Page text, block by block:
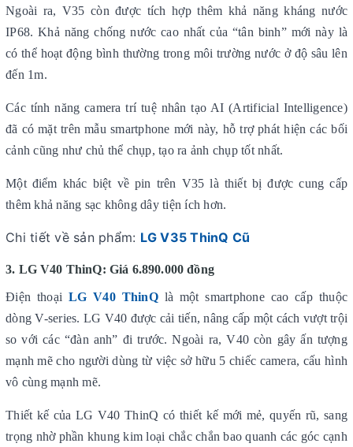
Ngoài ra, V35 còn được tích hợp thêm khả năng kháng nước
IP68. Khả năng chống nước cao nhất của “tân binh” mới này là
có thể hoạt động bình thường trong môi trường nước ở độ sâu lên
đến 1m.
Các tính năng camera trí tuệ nhân tạo AI (Artificial Intelligence)
đã có mặt trên mẫu smartphone mới này, hỗ trợ phát hiện các bối
cảnh cũng như chủ thể chụp, tạo ra ảnh chụp tốt nhất.
Một điểm khác biệt về pin trên V35 là thiết bị được cung cấp
thêm khả năng sạc không dây tiện ích hơn.
Chi tiết về sản phẩm: LG V35 ThinQ Cũ
3. LG V40 ThinQ: Giá 6.890.000 đồng
Điện thoại LG V40 ThinQlà một smartphone cao cấp thuộc
dòng V-series. LG V40 được cải tiến, nâng cấp một cách vượt trội
so với các “đàn anh” đi trước. Ngoài ra, V40 còn gây ấn tượng
mạnh mẽ cho người dùng từ việc sở hữu 5 chiếc camera, cấu hình
vô cùng mạnh mẽ.
Thiết kế của LG V40 ThinQ có thiết kế mới mẻ, quyến rũ, sang
trọng nhờ phần khung kim loại chắc chắn bao quanh các góc cạnh